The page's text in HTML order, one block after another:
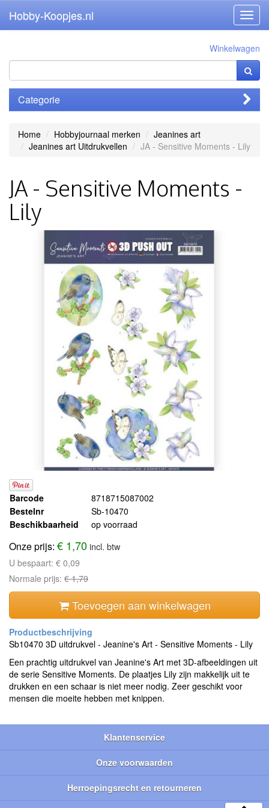
Hobby-Koopjes.nl
Winkelwagen
Categorie
Home Hobbyjournaal merken
Jeanines art
Jeanines art Uitdrukvellen
JA - Sensitive Moments - Lily
JA - Sensitive Moments -
Lily
Barcode
8718715087002
Bestelnr
Sb-10470
Beschikbaarheid
op voorraad
Onze prijs: € 1,70incl. btw
U bespaart: € 0,09
Normale prijs: € 1,79
Toevoegen aan winkelwagen
Sb10470 3D uitdrukvel - Jeanine's Art - Sensitive Moments - Lily
Een prachtig uitdrukvel van Jeanine's Art met 3D-afbeeldingen uit
de serie Sensitive Moments. De plaatjes Lily zijn makkelijk uit te
drukken en een schaar is niet meer nodig. Zeer geschikt voor
mensen die moeite hebben met knippen.
Klantenservice
Onze voorwaarden
Herroepingsrecht en retourneren